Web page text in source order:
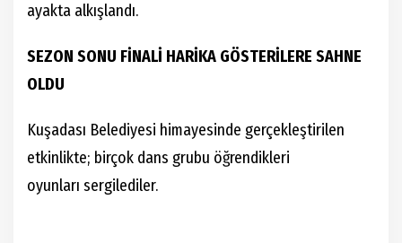
ayakta alkışlandı.
SEZON SONU FİNALİ HARİKA GÖSTERİLERE SAHNE
OLDU
Kuşadası Belediyesi himayesinde gerçekleştirilen
etkinlikte; birçok dans grubu öğrendikleri
oyunları sergilediler.